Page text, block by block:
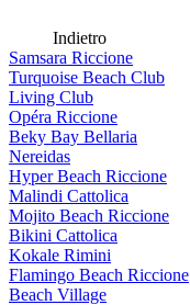
Indietro
Samsara Riccione
Turquoise Beach Club
Living Club
Opéra Riccione
Beky Bay Bellaria
Nereidas
Hyper Beach Riccione
Malindi Cattolica
Mojito Beach Riccione
Bikini Cattolica
Kokale Rimini
Flamingo Beach Riccione
Beach Village